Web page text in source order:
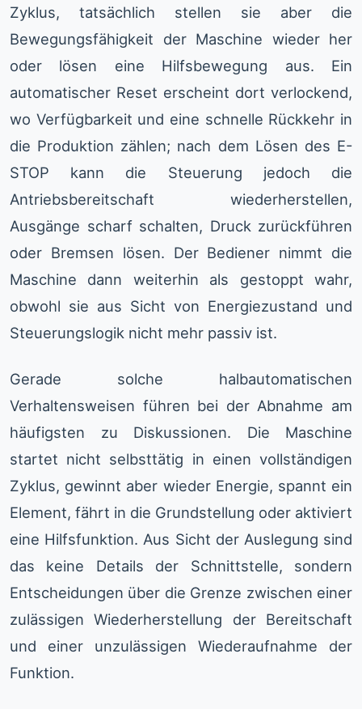
Zyklus, tatsächlich stellen sie aber die
Bewegungsfähigkeit der Maschine wieder her
oder lösen eine Hilfsbewegung aus. Ein
automatischer Reset erscheint dort verlockend,
wo Verfügbarkeit und eine schnelle Rückkehr in
die Produktion zählen; nach dem Lösen des E-
STOP kann die Steuerung jedoch die
Antriebsbereitschaft wiederherstellen,
Ausgänge scharf schalten, Druck zurückführen
oder Bremsen lösen. Der Bediener nimmt die
Maschine dann weiterhin als gestoppt wahr,
obwohl sie aus Sicht von Energiezustand und
Steuerungslogik nicht mehr passiv ist.
Gerade solche halbautomatischen
Verhaltensweisen führen bei der Abnahme am
häufigsten zu Diskussionen. Die Maschine
startet nicht selbsttätig in einen vollständigen
Zyklus, gewinnt aber wieder Energie, spannt ein
Element, fährt in die Grundstellung oder aktiviert
eine Hilfsfunktion. Aus Sicht der Auslegung sind
das keine Details der Schnittstelle, sondern
Entscheidungen über die Grenze zwischen einer
zulässigen Wiederherstellung der Bereitschaft
und einer unzulässigen Wiederaufnahme der
Funktion.